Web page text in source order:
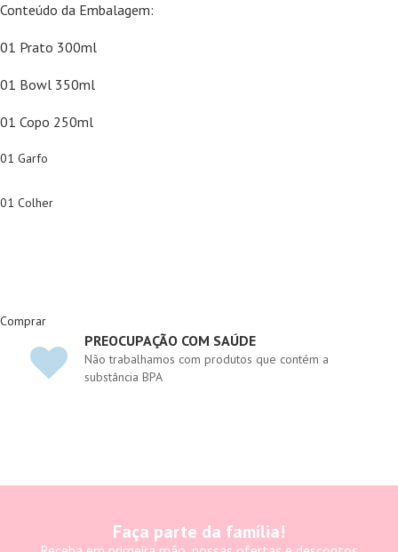
Conteúdo da Embalagem:
01 Prato 300ml
01 Bowl 350ml
01 Copo 250ml
01 Garfo
01 Colher
Comprar
PREOCUPAÇÃO COM SAÚDE
Não trabalhamos com produtos que contém a
substância BPA
Faça parte da família!